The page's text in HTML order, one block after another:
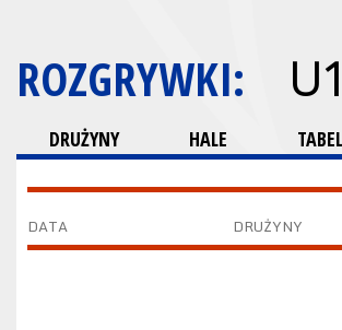
ROZGRYWKI:
DRUŻYNY HALE
DATA DRUŻYNY